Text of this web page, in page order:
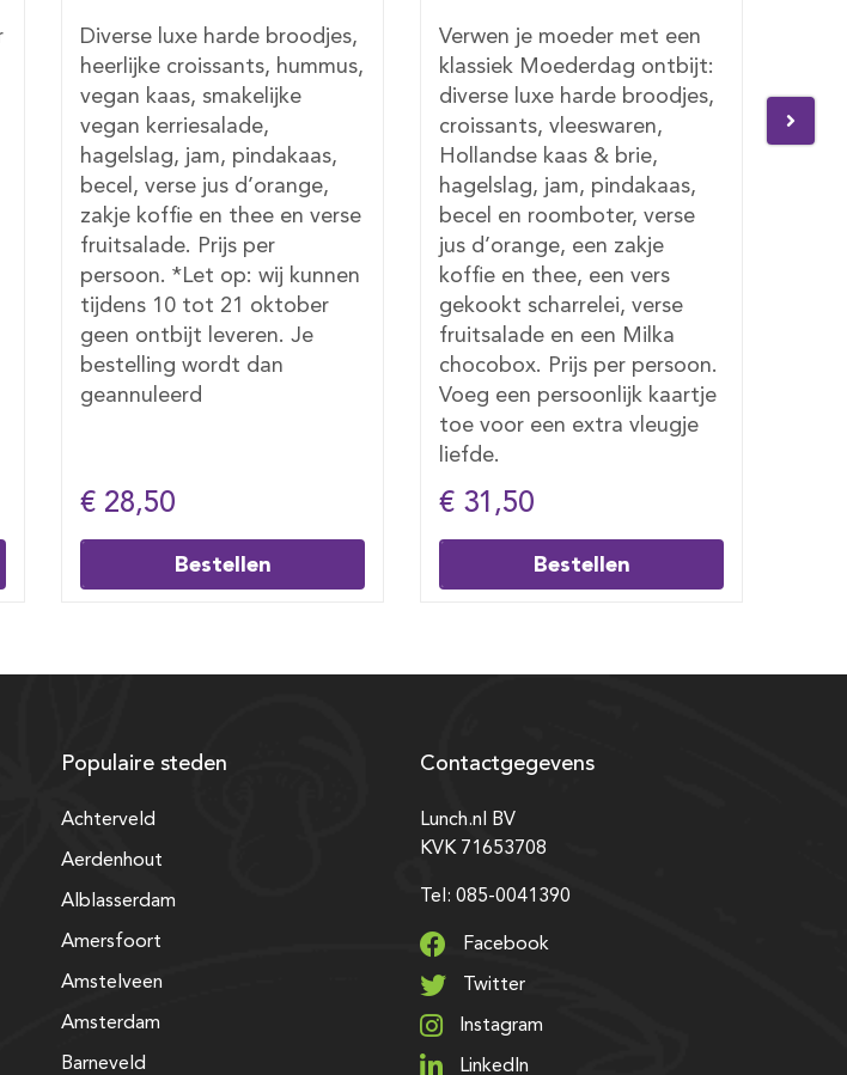
Verwen je moeder met een
klassiek Moederdag ontbijt:
diverse luxe harde broodjes,
croissants, vleeswaren,
Hollandse kaas & brie,
hagelslag, jam, pindakaas,
becel en roomboter, verse
jus d’orange, een zakje
koffie en thee, een vers
gekookt scharrelei, verse
fruitsalade en een Milka
chocobox. Prijs per persoon.
Voeg een persoonlijk kaartje
€ 31,50
Bestellen
Een vegetarisch Moederdag
ontbijtje met een vers
gebakken croissant, 2
heerlijke vers gebakken
broodjes, kaas, brie,
eiersalade, hagelslag, jam,
pindakaas, becel,
roomboter, een zakje koffie
en thee, verse jus d’orange,
een gekookt scharrelei,
verse fruitsalade en een
Milka chocobox. Prijs per
persoon. Voeg een
persoonlijk kaartje toe voor
een extra vleugje liefde.
€ 27,50
Bestellen
Populaire steden
Achterveld
Aerdenhout
Alblasserdam
Amersfoort
Amstelveen
Amsterdam
Barneveld
Contactgegevens
Lunch.nl BV
KVK 71653708
Tel: 085-0041390
Facebook
Twitter
Instagram
LinkedIn